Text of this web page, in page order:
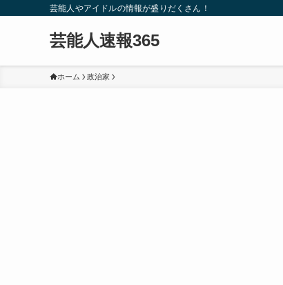
芸能人やアイドルの情報が盛りだくさん！
芸能人速報365
ホーム 政治家